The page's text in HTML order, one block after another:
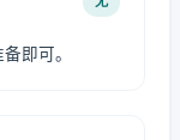
即可。